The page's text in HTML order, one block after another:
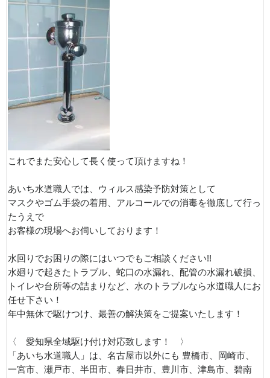
これでまた安心して長く使って頂けますね！
あいち水道職人では、ウィルス感染予防対策として
マスクやゴム手袋の着用、アルコールでの消毒を徹底して行っ
たうえで
お客様の現場へお伺いしております！
水回りでお困りの際にはいつでもご相談ください!!
水廻りで起きたトラブル、蛇口の水漏れ、配管の水漏れ破損、
トイレや台所等の詰まりなど、水のトラブルなら水道職人にお
任せ下さい！
年中無休で駆けつけ、最善の解決策をご提案いたします！
〈 愛知県全域駆け付け対応致します！ 〉
「あいち水道職人」は、名古屋市以外にも 豊橋市、岡崎市、
一宮市、瀬戸市、半田市、春日井市、豊川市、津島市、碧南